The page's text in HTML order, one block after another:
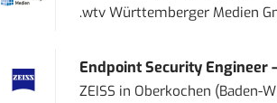
.wtv Württemberger Medien
Endpoint Security Engineer
ZEISS in Oberkochen (Baden-